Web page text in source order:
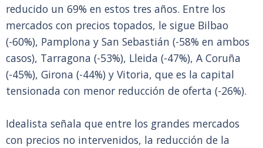
reducido un 69% en estos tres años. Entre los
mercados con precios topados, le sigue Bilbao
(-60%), Pamplona y San Sebastián (-58% en ambos
casos), Tarragona (-53%), Lleida (-47%), A Coruña
(-45%), Girona (-44%) y Vitoria, que es la capital
tensionada con menor reducción de oferta (-26%).
Idealista señala que entre los grandes mercados
con precios no intervenidos, la reducción de la